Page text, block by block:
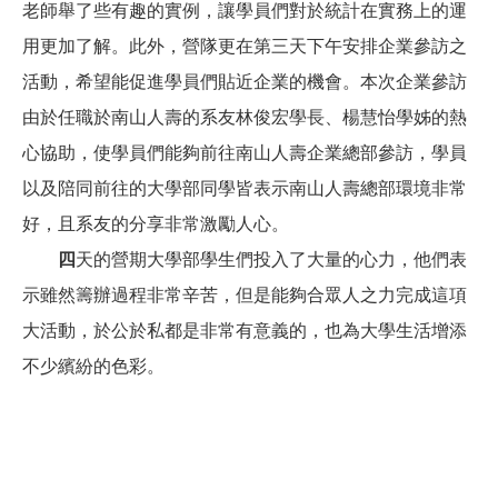
老師舉了些有趣的實例，讓學員們對於統計在實務上的運
用更加了解。此外，營隊更在第三天下午安排企業參訪之
活動，希望能促進學員們貼近企業的機會。本次企業參訪
由於任職於南山人壽的系友林俊宏學長、楊慧怡學姊的熱
心協助，使學員們能夠前往南山人壽企業總部參訪，學員
以及陪同前往的大學部同學皆表示南山人壽總部環境非常
好，且系友的分享非常激勵人心。
四天的營期大學部學生們投入了大量的心力，他們表
示雖然籌辦過程非常辛苦，但是能夠合眾人之力完成這項
大活動，於公於私都是非常有意義的，也為大學生活增添
不少繽紛的色彩。